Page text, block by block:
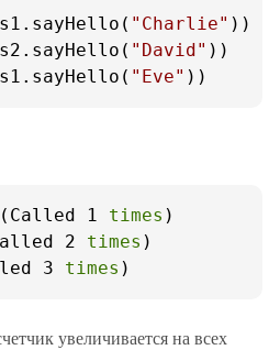
"Charlie"
"David"
"Eve" ))
1 times )
2 times )
3 times )
увеличивается на всех